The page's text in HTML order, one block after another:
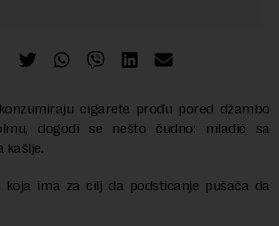
cigarete prođu pored džambo
dogodi se nešto čudno: mladić sa
kašlje.
koja ima za cilj da podsticanje pušača da